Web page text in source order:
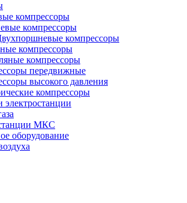
компрессоры
компрессоры
компрессоры
компрессоры
компрессоры
передвижные
высокого давления
компрессоры
электростанции
МКС
оборудование